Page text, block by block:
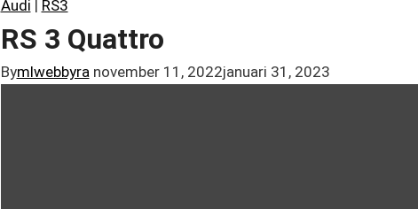
Audi | RS3
RS 3 Quattro
Bymlwebbyra november 11, 2022januari 31, 2023